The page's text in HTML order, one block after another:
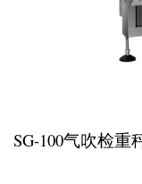
SG-100气吹检重